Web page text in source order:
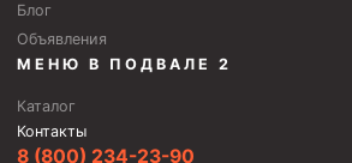
Блог
Объявления
МЕНЮ В ПОДВАЛЕ 2
Каталог
Контакты
8 (800) 234-23-90